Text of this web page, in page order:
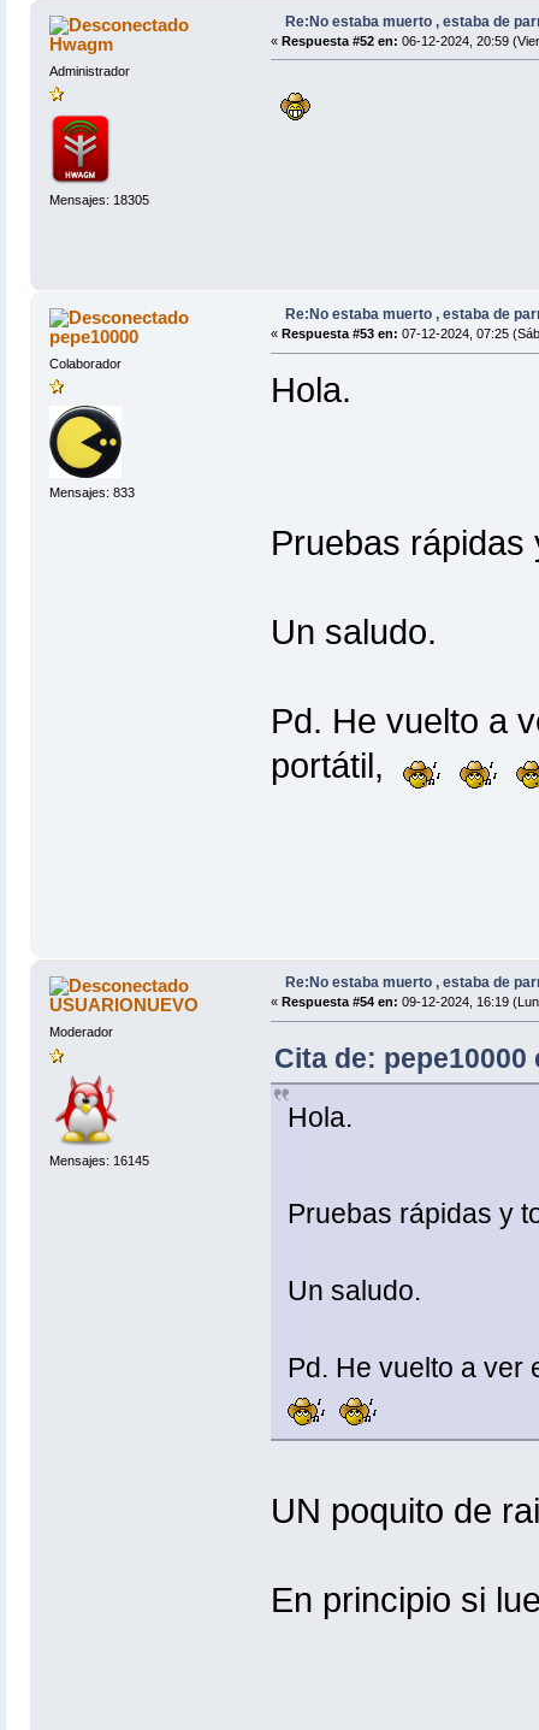
Hwagm
Administrador
Mensajes: 18305
Re:No estaba muerto , estaba de
« Respuesta #52 en: 06-12-2024, 20:59
pepe10000
Colaborador
Mensajes: 833
Re:No estaba muerto , estaba de
« Respuesta #53 en: 07-12-2024, 07:25
Hola.
Pruebas
Un saludo.
Pd. He vuelto a
portátil,
USUARIONUEVO
Moderador
Mensajes: 16145
Re:No estaba muerto , estaba de
« Respuesta #54 en: 09-12-2024, 16:19
Cita de: pepe10000
Hola.
Pruebas rápidas y
Un saludo.
Pd. He vuelto a
UN poquito de
En principio si